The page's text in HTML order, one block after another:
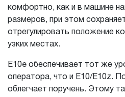
комфортно, как и в машине
размеров, при этом
отрегулировать положение
узких местах.
E10e обеспечивает тот же
оператора, что и E10/E10z.
облегчает поручень. Этому